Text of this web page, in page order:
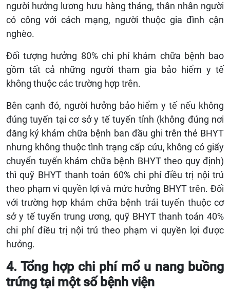
người hưởng lương hưu hàng tháng, thân nhân người
có công với cách mạng, người thuộc gia đình cận
nghèo.
Đối tượng hưởng 80% chi phí khám chữa bệnh bao
gồm tất cả những người tham gia bảo hiểm y tế
không thuộc các trường hợp trên.
Bên cạnh đó, người hưởng bảo hiểm y tế nếu không
đúng tuyến tại cơ sở y tế tuyến tỉnh (không đúng nơi
đăng ký khám chữa bệnh ban đầu ghi trên thẻ BHYT
nhưng không thuộc tình trạng cấp cứu, không có giấy
chuyển tuyến khám chữa bệnh BHYT theo quy định)
thì quỹ BHYT thanh toán 60% chi phí điều trị nội trú
theo phạm vi quyền lợi và mức hưởng BHYT trên. Đối
với trường hợp khám chữa bệnh trái tuyến thuộc cơ
sở y tế tuyến trung ương, quỹ BHYT thanh toán 40%
chi phí điều trị nội trú theo phạm vi quyền lợi được
hưởng.
4. Tổng hợp chi phí mổ u nang buồng
trứng tại một số bệnh viện